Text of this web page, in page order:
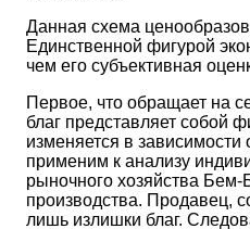
Данная схема
Единственной фигурой
чем его субъективная
Первое, что обращает на
благ представляет собой
изменяется в
применим к анализу
рыночного хозяйства
производства. Продавец,
лишь излишки благ.